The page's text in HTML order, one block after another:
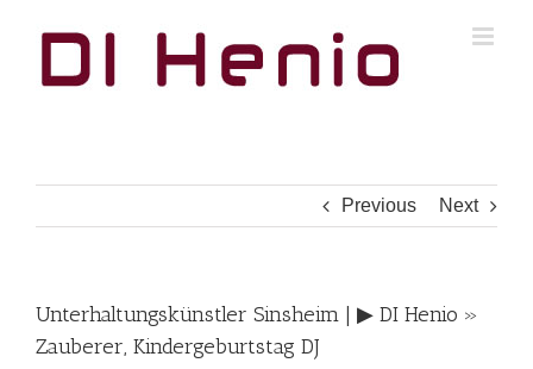
Previous Next
Unterhaltungskünstler Sinsheim | ▶︎ DI Henio »
Zauberer, Kindergeburtstag DJ